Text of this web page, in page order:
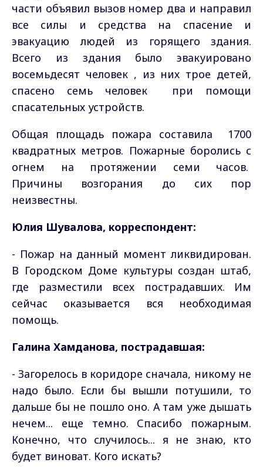
части объявил вызов номер два и направил
все силы и средства на спасение и
эвакуацию людей из горящего здания.
Всего из здания было эвакуировано
восемьдесят человек , из них трое детей,
спасено семь человек при помощи
спасательных устройств.
Общая площадь пожара составила 1700
квадратных метров. Пожарные боролись с
огнем на протяжении семи часов.
Причины возгорания до сих пор
неизвестны.
Юлия Шувалова, корреспондент:
- Пожар на данный момент ликвидирован.
В Городском Доме культуры создан штаб,
где разместили всех пострадавших. Им
сейчас оказывается вся необходимая
помощь.
Галина Хамданова, пострадавшая:
- Загорелось в коридоре сначала, никому не
надо было. Если бы вышли потушили, то
дальше бы не пошло оно. А там уже дышать
нечем... еще темно. Спасибо пожарным.
Конечно, что случилось... я не знаю, кто
будет виноват. Кого искать?